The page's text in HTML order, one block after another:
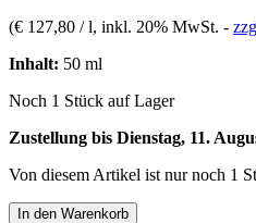
(€ 127,80 / l, inkl. 20% MwSt. -
Inhalt: 50 ml
Noch 1 Stück auf Lager
Zustellung bis Dienstag, 11.
Von diesem Artikel ist nur noch 1
In den Warenkorb